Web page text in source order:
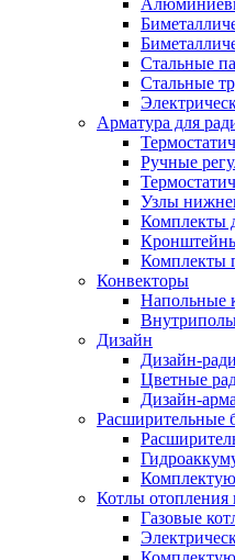
Стальные
Стальные
Арматура для
Ручные
Узлы
Комплекты
Комплекты
Конвекторы
Напольные
Дизайн
Дизайн-
Цветные
Дизайн-
Расширительные
Котлы
Газовые